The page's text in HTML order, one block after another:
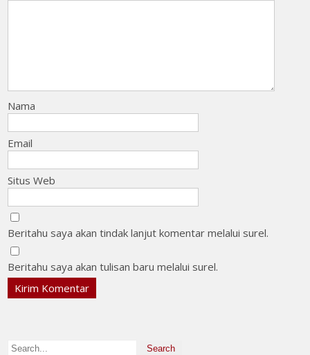
Nama
Email
Situs Web
Beritahu saya akan tindak lanjut komentar melalui surel.
Beritahu saya akan tulisan baru melalui surel.